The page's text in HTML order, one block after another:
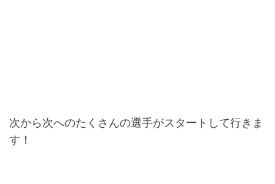
次から次へのたくさんの選手がスタートして行きま
す！